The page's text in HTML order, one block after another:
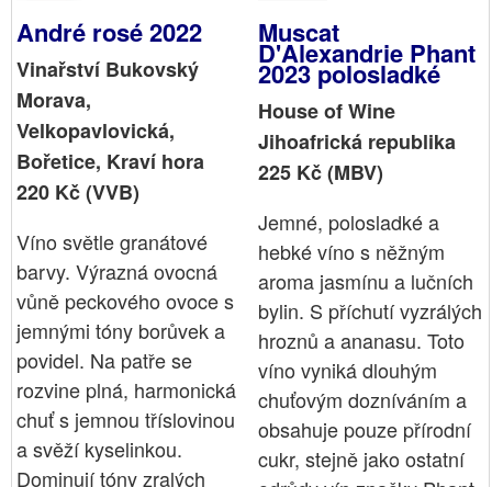
André rosé 2022
Vinařství Bukovský
Morava,
Velkopavlovická,
Bořetice, Kraví hora
220 Kč (VVB)
Víno světle granátové
barvy. Výrazná ovocná
vůně peckového ovoce s
jemnými tóny borůvek a
povidel. Na patře se
rozvine plná, harmonická
chuť s jemnou tříslovinou
a svěží kyselinkou.
Dominují tóny zralých
Muscat
D'Alexandrie Phant
2023 polosladké
House of Wine
Jihoafrická republika
225 Kč (MBV)
Jemné, polosladké a
hebké víno s něžným
aroma jasmínu a lučních
bylin. S příchutí vyzrálých
hroznů a ananasu. Toto
víno vyniká dlouhým
chuťovým dozníváním a
obsahuje pouze přírodní
cukr, stejně jako ostatní